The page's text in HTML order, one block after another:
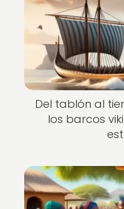
Del tablón al
los barcos